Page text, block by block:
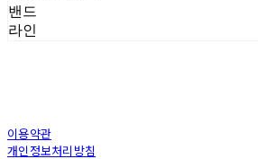
밴드
라인
이용약관
개인정보처리방침